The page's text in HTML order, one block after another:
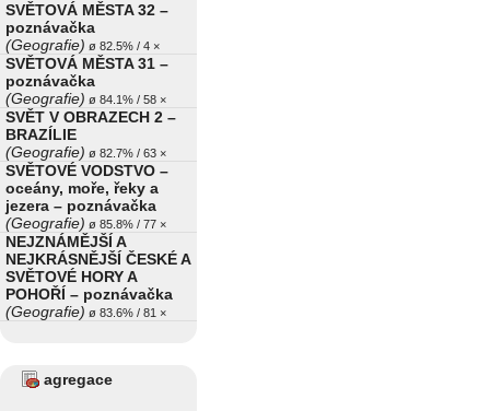
SVĚTOVÁ MĚSTA 32 –
poznávačka
(Geografie) ø 82.5% / 4 ×
SVĚTOVÁ MĚSTA 31 –
poznávačka
(Geografie) ø 84.1% / 58 ×
SVĚT V OBRAZECH 2 –
BRAZÍLIE
(Geografie) ø 82.7% / 63 ×
SVĚTOVÉ VODSTVO –
oceány, moře, řeky a
jezera – poznávačka
(Geografie) ø 85.8% / 77 ×
NEJZNÁMĚJŠÍ A
NEJKRÁSNĚJŠÍ ČESKÉ A
SVĚTOVÉ HORY A
POHOŘÍ – poznávačka
(Geografie) ø 83.6% / 81 ×
agregace